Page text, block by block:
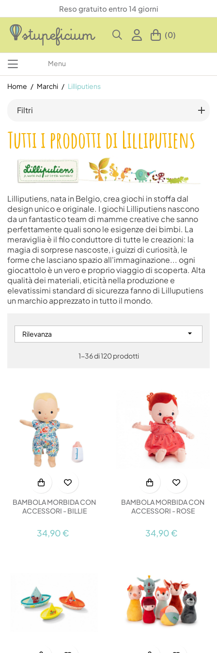
Reso gratuito entro 14 giorni
(0)
Menu
Home Marchi Lilliputiens
Filtri
Tutti i prodotti di Lilliputiens
Lilliputiens, nata in Belgio, crea giochi in stoffa dal
design unico e originale. I giochi Lilliputiens nascono
da un fantastico team di mamme creative che sanno
perfettamente quali sono le esigenze dei bimbi. La
meraviglia è il filo conduttore di tutte le creazioni: la
magia di sorprese nascoste, i guizzi di curiosità, le
forme che lasciano spazio all'immaginazione... ogni
giocattolo è un vero e proprio viaggio di scoperta. Alta
qualità dei materiali, eticità nella produzione e
elevatissimi standard di sicurezza fanno di Lilluputiens
un marchio apprezzato in tutto il mondo.
Rilevanza 
1-36 di 120 prodotti
BAMBOLA MORBIDA CON
ACCESSORI - BILLIE
34,90 €
BAMBOLA MORBIDA CON
ACCESSORI - ROSE
34,90 €